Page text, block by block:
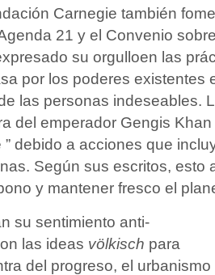
Carnegie también
21 y el Convenio
su orgulloen las
por los poderes existentes
las personas indeseables.
del emperador Gengis
” debido a acciones que
Según sus escritos, esto
y mantener fresco el
su sentimiento anti-
las ideas völkisch para
del progreso, el urbanismo